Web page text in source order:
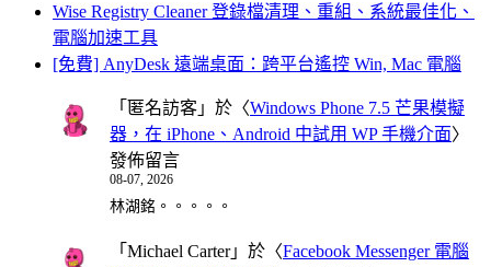
Wise Registry Cleaner 登錄檔清理、重組、系統最佳化、
電腦加速工具
[免費] AnyDesk 遠端桌面：跨平台遙控 Win, Mac 電腦
「 匿名訪客 」於〈Windows Phone 7.5 芒果模擬
器，在 iPhone、Android 中試用 WP 手機介面〉
發佈留言
08-07, 2026
林湖銘。。。。。
「 Michael Carter」於〈Facebook Messenger 電腦